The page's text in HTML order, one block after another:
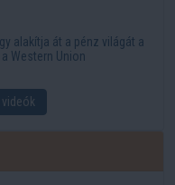
alakítja át a pénz világát a
Western Union